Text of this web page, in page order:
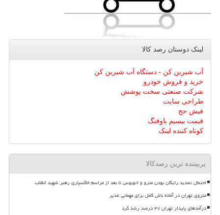
لینک دوستان رصد كالا
آب شیرین کن - دستگاه آب شیرین کن
خرید و فروش خودرو
شرکت صنعتی سخت پوشش
طراحی سایت
فیش حج
قیمت بیسیم باوفنگ
کوتاه کننده لینک
پربیننده ترین رصدکالا
احتمال تمدید رایگان بودن مترو و اتوبوس تا بعد از مراسم خاکسپاری رهبر شهید انقلاب
متروی تهران در آماده باش کامل برای مهمانی غدیر
درآمدهای پایدار تهران ۴۷ درصد رشد کرد